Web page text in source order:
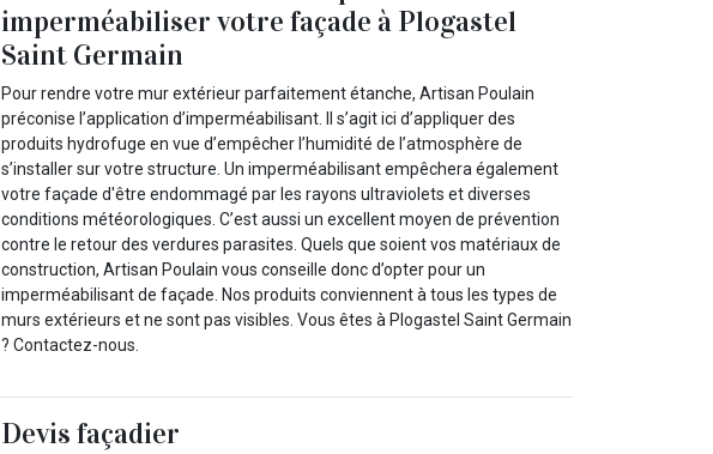
imperméabiliser votre façade à Plogastel
Saint Germain
Pour rendre votre mur extérieur parfaitement étanche, Artisan Poulain
préconise l’application d’imperméabilisant. Il s’agit ici d’appliquer des
produits hydrofuge en vue d’empêcher l’humidité de l’atmosphère de
s’installer sur votre structure. Un imperméabilisant empêchera également
votre façade d'être endommagé par les rayons ultraviolets et diverses
conditions météorologiques. C’est aussi un excellent moyen de prévention
contre le retour des verdures parasites. Quels que soient vos matériaux de
construction, Artisan Poulain vous conseille donc d’opter pour un
imperméabilisant de façade. Nos produits conviennent à tous les types de
murs extérieurs et ne sont pas visibles. Vous êtes à Plogastel Saint Germain
? Contactez-nous.
Devis façadier